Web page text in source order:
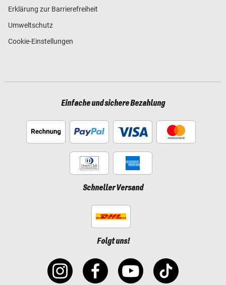
Erklärung zur Barrierefreiheit
Umweltschutz
Cookie-Einstellungen
Einfache und sichere Bezahlung
Schneller Versand
Folgt uns!